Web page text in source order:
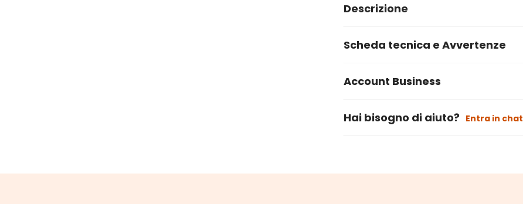
Descrizione
Scheda tecnica e Avvertenze
Account Business
Hai bisogno di aiuto? Entra in chat